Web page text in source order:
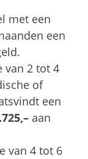
met een
een
van 2 tot 4
of
een
aan
van 4 tot 6